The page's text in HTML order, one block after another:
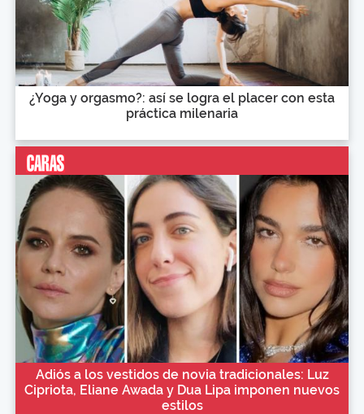
¿Yoga y orgasmo?: así se logra el placer con esta
práctica milenaria
Adiós a los vestidos de novia tradicionales: Luz
Cipriota, Eliane Awada y Dua Lipa imponen nuevos
estilos